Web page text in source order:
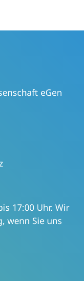
eGen
17:00 Uhr. Wir
wenn Sie uns